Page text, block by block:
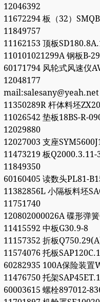
12046392
11672294 板（32）
11849757
11162153 顶板
110101021299A 钢板B-
60171794 风轮式风速仪
12048177
mail:salesany@yeah.net
11350289R 杆体料坯
11026542 垫板18BS-R-
12029880
12027003 支座
11473219 板Q2000.3.11-
11849350
60160405 读数头PL81-
11382856L 小隔板料坯
11751740
120802000026A 碟形弹
11415592 中板G30.9-8
11157352 折板
11574076 托板
60282935 100A保险装置
11476750 托架
60003615 螺栓897012-